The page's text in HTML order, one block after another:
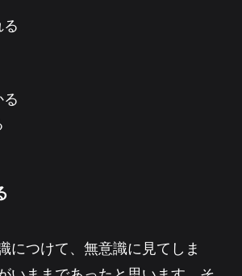
につけて、無意識に見てしま